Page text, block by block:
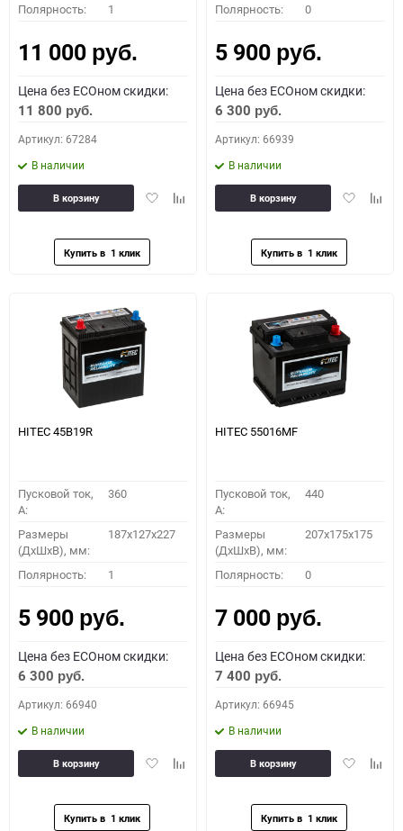
Полярность: 1
11 000 руб.
Цена без ECOном скидки:
11 800 руб.
Артикул: 67284
В наличии
ДобавитьДобавить
В корзину
Полярность: 0
5 900 руб.
Цена без ECOном скидки:
6 300 руб.
Артикул: 66939
В наличии
Добавить
В корзину
HITEC 45B19R
Пусковой ток,
A:
360
Размеры
(ДхШхВ), мм:
187x127x227
Полярность: 1
5 900 руб.
Цена без ECOном скидки:
6 300 руб.
Артикул: 66940
В наличии
ДобавитьДобавить
В корзину
HITEC 55016MF
Пусковой ток,
A:
440
Размеры
(ДхШхВ), мм:
207x175x175
Полярность: 0
7 000 руб.
Цена без ECOном скидки:
7 400 руб.
Артикул: 66945
В наличии
Добавить
В корзину